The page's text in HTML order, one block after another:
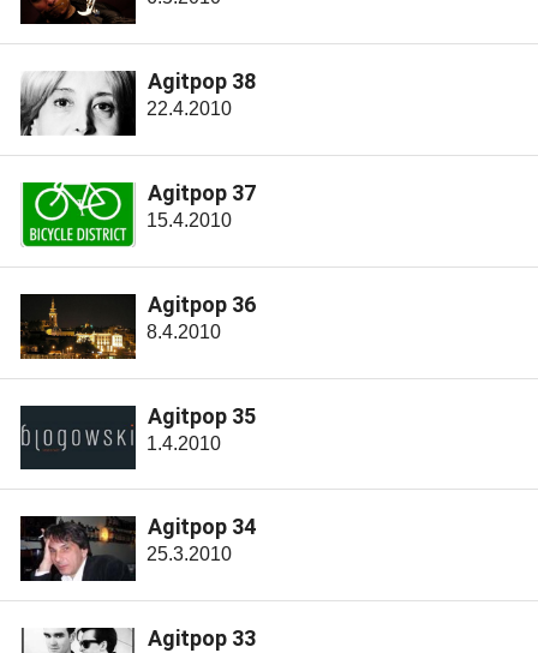
Agitpop 38
22.4.2010
Agitpop 37
15.4.2010
Agitpop 36
8.4.2010
Agitpop 35
1.4.2010
Agitpop 34
25.3.2010
Agitpop 33